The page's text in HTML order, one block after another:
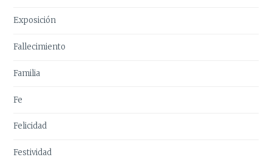
Exposición
Fallecimiento
Familia
Fe
Felicidad
Festividad